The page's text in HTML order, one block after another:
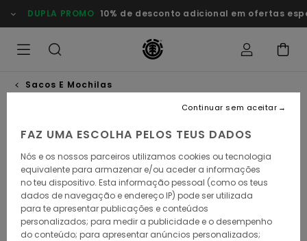
para
a
DUPLA PROMO 10% de desconto adicional em ofertas
Sacos E Mochilas
FAZ UMA ESCOLHA PELOS TEUS DADOS
Nós e os nossos parceiros utilizamos cookies ou tecnologia
equivalente para armazenar e/ou aceder a informações
no teu dispositivo. Esta informação pessoal (como os teus
dados de navegação e endereço IP) pode ser utilizada
para te apresentar publicações e conteúdos
personalizados; para medir a publicidade e o desempenho
do conteúdo; para apresentar anúncios personalizados;
Continuar sem aceitar